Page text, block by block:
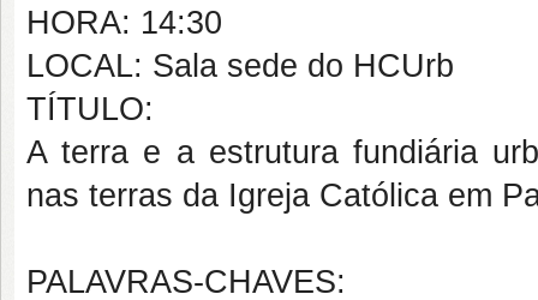
HORA: 14:30
LOCAL: Sala sede do HCUrb
TÍTULO:
A terra e a estrutura fundiária
nas terras da Igreja Católica em
PALAVRAS-CHAVES: